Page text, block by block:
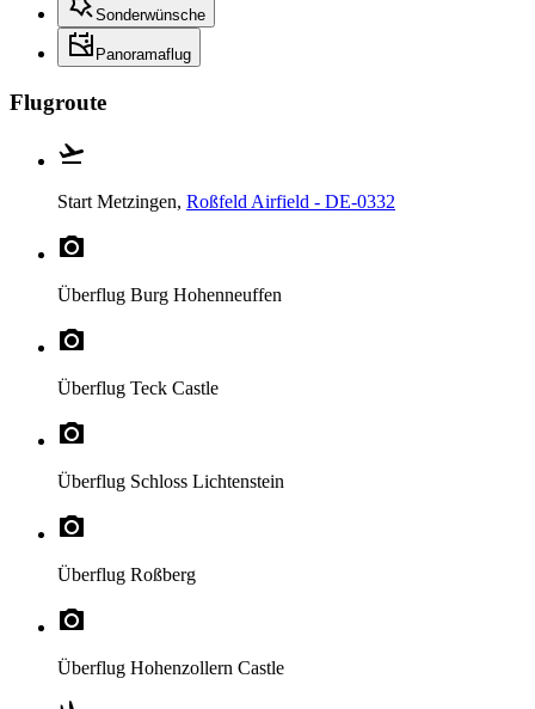
Sonderwünsche
Panoramaflug
Flugroute
Start Metzingen, Roßfeld Airfield - DE-0332
Überflug Burg Hohenneuffen
Überflug Teck Castle
Überflug Schloss Lichtenstein
Überflug Roßberg
Überflug Hohenzollern Castle